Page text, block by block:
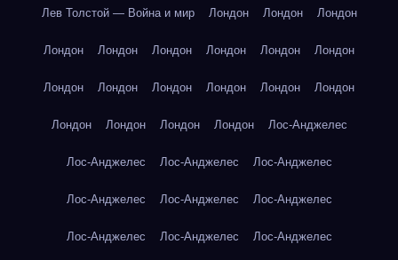
Лев Толстой — Война и мир Лондон Лондон Лондон
Лондон Лондон Лондон Лондон Лондон Лондон
Лондон Лондон Лондон Лондон Лондон Лондон
Лондон Лондон Лондон Лондон Лос-Анджелес
Лос-Анджелес Лос-Анджелес Лос-Анджелес
Лос-Анджелес Лос-Анджелес Лос-Анджелес
Лос-Анджелес Лос-Анджелес Лос-Анджелес